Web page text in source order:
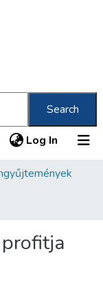
Search
Log In (current)